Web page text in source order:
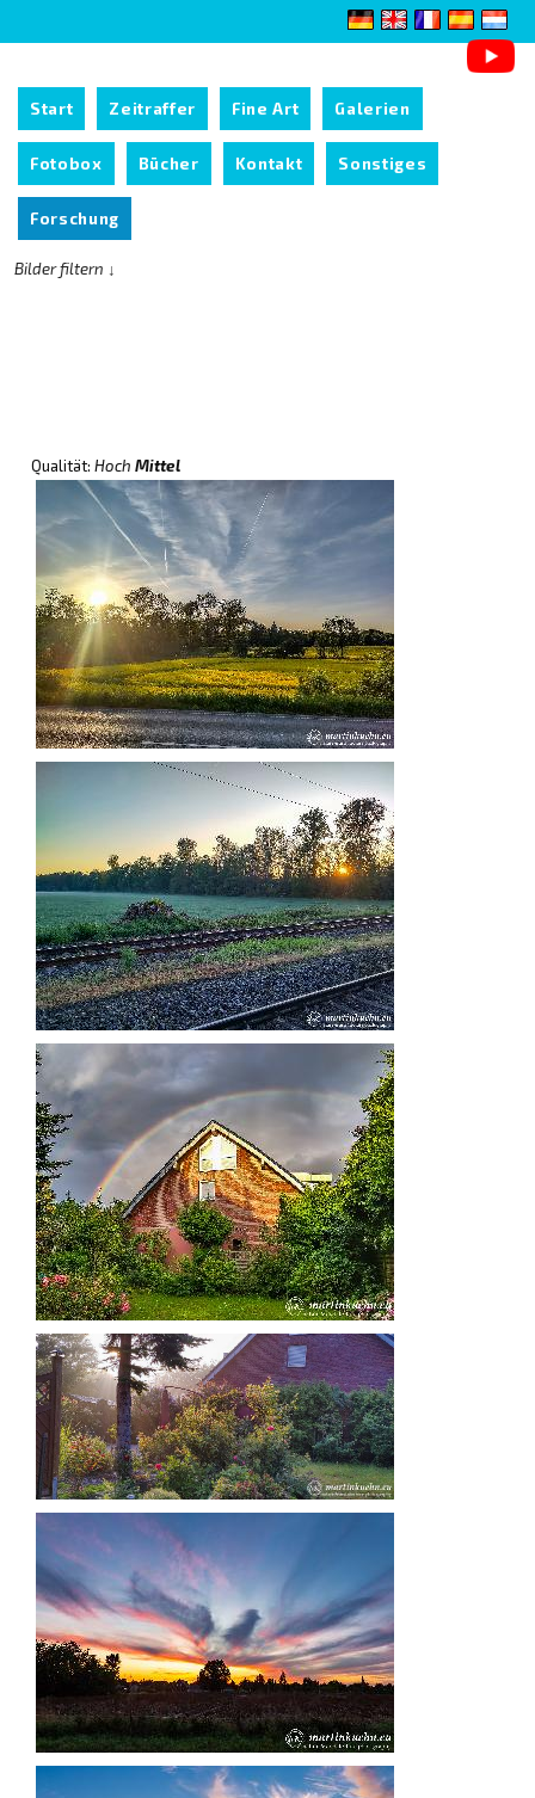
Start Zeitraffer Fine Art Galerien
Fotobox Bücher Kontakt Sonstiges
Forschung
Bilder filtern ↓
Qualität:Hoch Mittel